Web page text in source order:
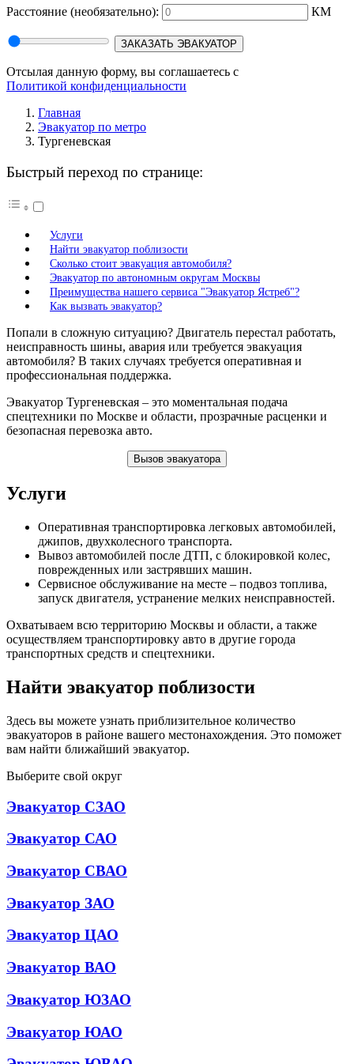
Расстояние (необязательно): КМ
ЗАКАЗАТЬ ЭВАКУАТОР
Отсылая данную форму, вы соглашаетесь с
Политикой конфиденциальности
Главная
Эвакуатор по метро
Тургеневская
Быстрый переход по странице:
Услуги
Найти эвакуатор поблизости
Сколько стоит эвакуация автомобиля?
Эвакуатор по автономным округам Москвы
Преимущества нашего сервиса "Эвакуатор Ястреб"?
Как вызвать эвакуатор?
Попали в сложную ситуацию? Двигатель перестал работать,
неисправность шины, авария или требуется эвакуация
автомобиля? В таких случаях требуется оперативная и
профессиональная поддержка.
Эвакуатор Тургеневская – это моментальная подача
спецтехники по Москве и области, прозрачные расценки и
безопасная перевозка авто.
Вызов эвакуатора
Услуги
Оперативная транспортировка легковых автомобилей,
джипов, двухколесного транспорта.
Вывоз автомобилей после ДТП, с блокировкой колес,
поврежденных или застрявших машин.
Сервисное обслуживание на месте – подвоз топлива,
запуск двигателя, устранение мелких неисправностей.
Охватываем всю территорию Москвы и области, а также
осуществляем транспортировку авто в другие города
транспортных средств и спецтехники.
Найти эвакуатор поблизости
Здесь вы можете узнать приблизительное количество
эвакуаторов в районе вашего местонахождения. Это поможет
вам найти ближайший эвакуатор.
Выберите свой округ
Эвакуатор СЗАО
Эвакуатор САО
Эвакуатор СВАО
Эвакуатор ЗАО
Эвакуатор ЦАО
Эвакуатор ВАО
Эвакуатор ЮЗАО
Эвакуатор ЮАО